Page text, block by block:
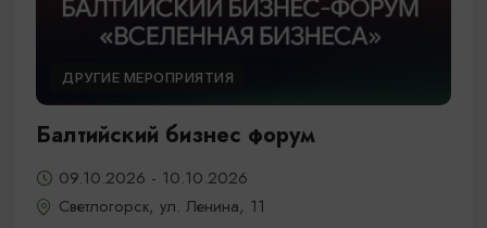
ДРУГИЕ МЕРОПРИЯТИЯ
Балтийский бизнес форум
09.10.2026 - 10.10.2026
Светлогорск, ул. Ленина, 11